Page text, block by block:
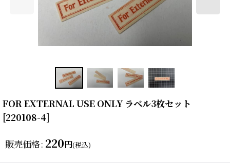
FOR EXTERNAL USE ONLY ラベル3枚セット
[220108-4]
販売価格: 220円(税込)